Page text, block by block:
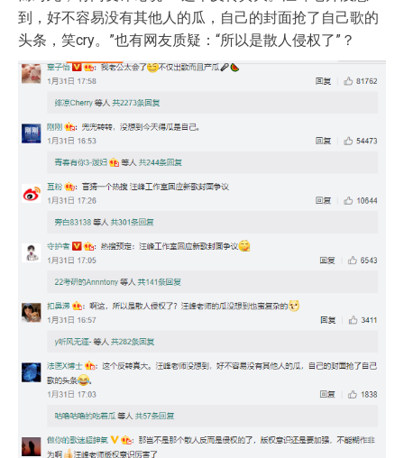
到，好不容易没有其他人的瓜，自己的封面抢了自己歌的
头条，笑cry。”也有网友质疑：“所以是散人侵权了”？